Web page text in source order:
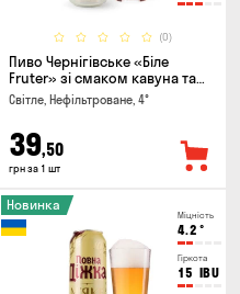
(0)
Пиво Чернігівське «Біле
Fruter» зі смаком кавуна та
м'яти 0.5л
Світле, Нефільтроване, 4°
39,50
грн за 1 шт
Міцність
4.2 °
Гіркота
15 IBU
Новинка